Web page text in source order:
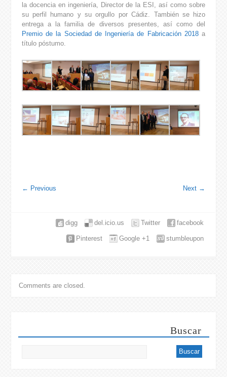
la docencia en ingeniería, Director de la ESI, así como sobre
su perfil humano y su orgullo por Cádiz. También se hizo
entrega a la familia de diversos presentes, así como del
Premio de la Sociedad de Ingeniería de Fabricación 2018 a
título póstumo.
← Previous Next →
facebook
Twitter
del.icio.us
digg
stumbleupon
Google +1
Pinterest
Comments are closed.
Buscar